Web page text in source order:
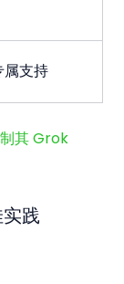
属支持
其 Grok
践